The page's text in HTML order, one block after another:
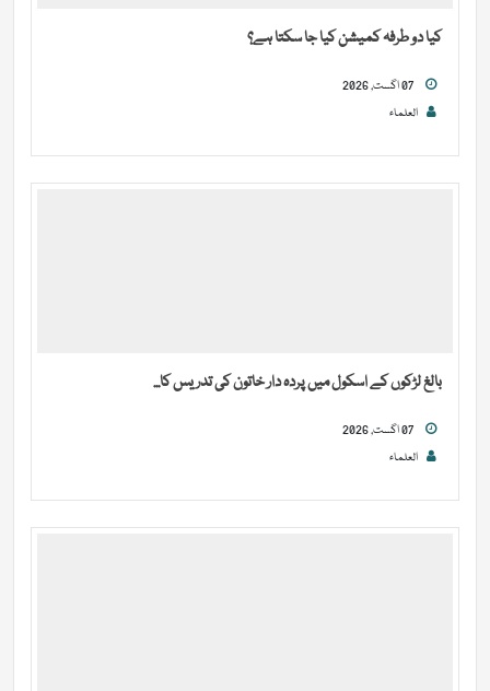
کیا دو طرفہ کمیشن کیا جا سکتا ہے؟
العلماء
بالغ لڑکوں کے اسکول میں پردہ دار خاتون کی تدریس کا...
العلماء